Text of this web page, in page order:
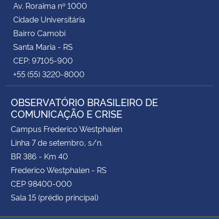
Secretaria-Geral
Secretaria de Governo
Gabinete de Segurança Institucional
Advocacia-Geral da União
Banco Central do Brasil
Planalto
Av. Roraima nº 1000
Cidade Universitária
Bairro Camobi
Santa Maria - RS
CEP: 97105-900
+55 (55) 3220-8000
OBSERVATÓRIO BRASILEIRO DE
COMUNICAÇÃO E CRISE
Campus Frederico Westphalen
Linha 7 de setembro, s/n.
BR 386 - Km 40
Frederico Westphalen - RS
CEP 98400-000
Sala 15 (prédio principal)